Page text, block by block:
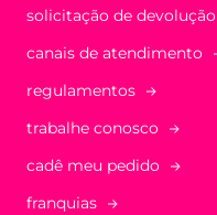
solicitação de devolução
canais de atendimento
regulamentos
trabalhe conosco
cadê meu pedido
franquias